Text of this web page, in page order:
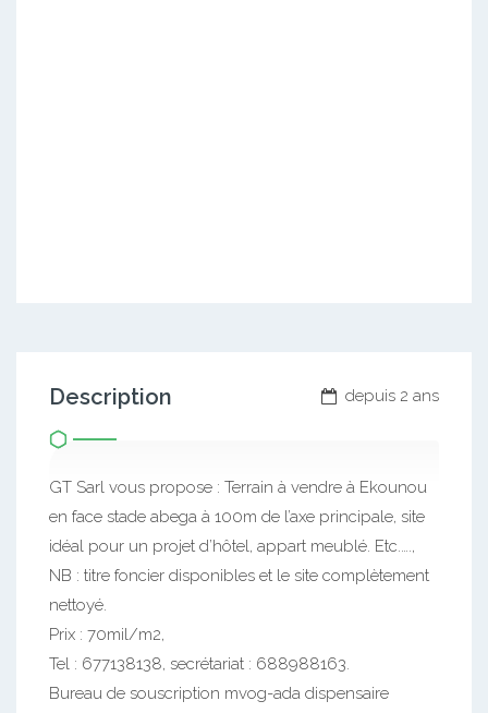
depuis 2 ans
Description
GT Sarl vous propose : Terrain à vendre à Ekounou
en face stade abega à 100m de l’axe principale, site
idéal pour un projet d’hôtel, appart meublé. Etc.….,
NB : titre foncier disponibles et le site complètement
nettoyé.
Prix : 70mil/m2,
Tel : 677138138, secrétariat : 688988163.
Bureau de souscription mvog-ada dispensaire